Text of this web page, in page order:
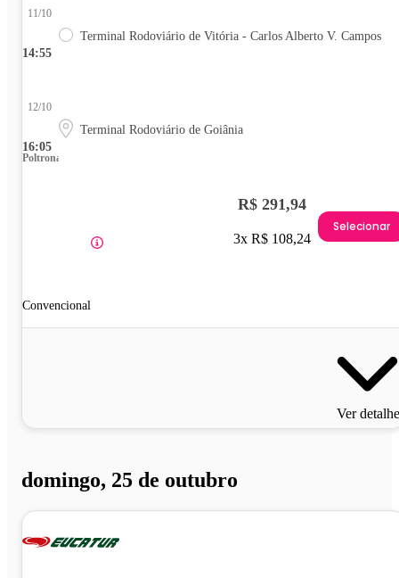
14:55
11/10
Terminal Rodoviário de Vitória - Carlos Alberto V. Campos
16:05
12/10
Terminal Rodoviário de Goiânia
Poltrona
Convencional
R$ 291,94
3x R$ 108,24
Selecionar
Ver
domingo, 25 de outubro